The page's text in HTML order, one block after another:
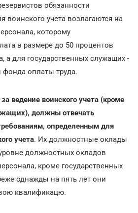
обязанности
воинского учета возлагаются на
которому
в размере до 50 процентов
а для государственных служащих -
оплаты труда.
ведение воинского учета (кроме
должны отвечать
определенным для
учета. Их должностные оклады
должностных окладов
кроме государственных
однажды на пять лет они
квалификацю.